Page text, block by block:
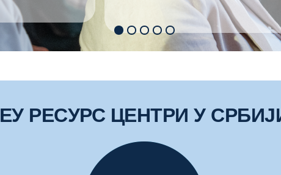
ЕУ РЕСУРС ЦЕНТРИ У